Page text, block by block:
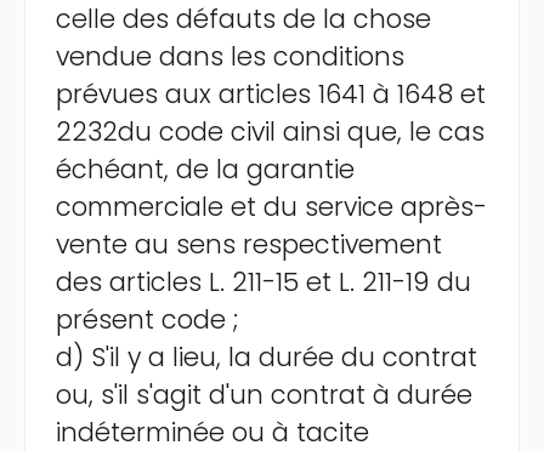
celle des défauts de la chose
vendue dans les conditions
prévues aux articles 1641 à 1648 et
2232du code civil ainsi que, le cas
échéant, de la garantie
commerciale et du service après-
vente au sens respectivement
des articles L. 211-15 et L. 211-19 du
présent code ;
d) S'il y a lieu, la durée du contrat
ou, s'il s'agit d'un contrat à durée
indéterminée ou à tacite